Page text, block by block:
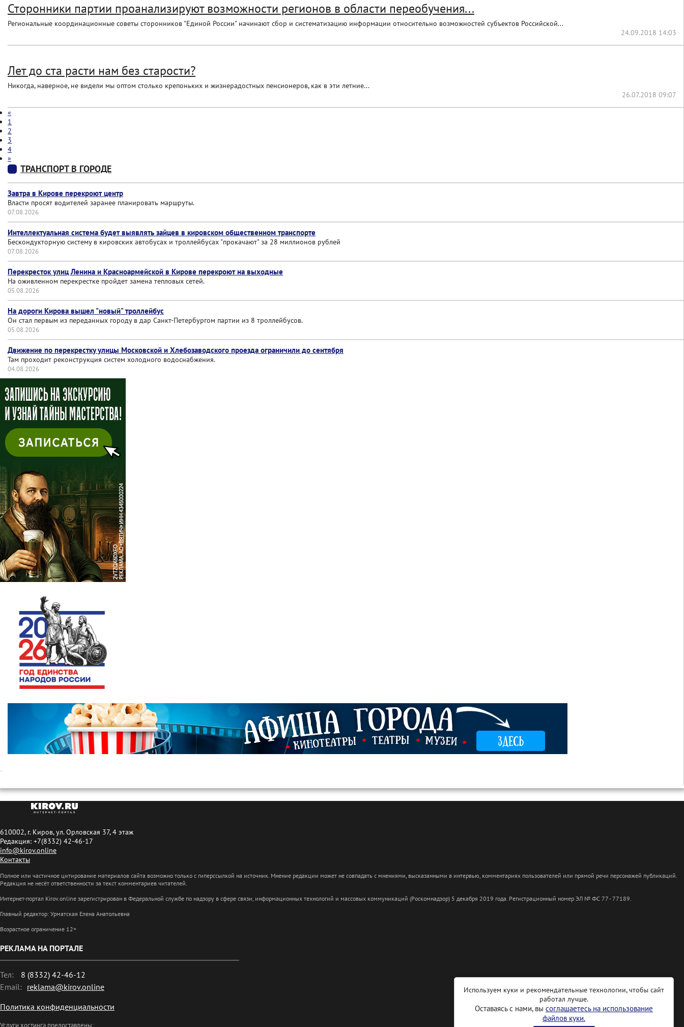
Сторонники партии проанализируют возможности регионов в области переобучения...
Региональные координационные советы сторонников "Единой России" начинают сбор и систематизацию информации относительно возможностей субъектов Российской...
24.09.2018 14:03
Лет до ста расти нам без старости?
Никогда, наверное, не видели мы оптом столько крепоньких и жизнерадостных пенсионеров, как в эти летние...
26.07.2018 09:07
«
1
2
3
4
»
ТРАНСПОРТ В ГОРОДЕ
Завтра в Кирове перекроют центр
Власти просят водителей заранее планировать маршруты.
07.08.2026
Интеллектуальная система будет выявлять зайцев в кировском общественном транспорте
Бескондукторную систему в кировских автобусах и троллейбусах "прокачают" за 28 миллионов рублей
07.08.2026
Перекресток улиц Ленина и Красноармейской в Кирове перекроют на выходные
На оживленном перекрестке пройдет замена тепловых сетей.
05.08.2026
На дороги Кирова вышел "новый" троллейбус
Он стал первым из переданных городу в дар Санкт-Петербургом партии из 8 троллейбусов.
05.08.2026
Движение по перекрестку улицы Московской и Хлебозаводского проезда ограничили до сентября
Там проходит реконструкция систем холодного водоснабжения.
04.08.2026
610002, г. Киров, ул. Орловская 37, 4 этаж
Редакция: +7(8332) 42-46-17
info@kirov.online
Контакты
Полное или частичное цитирование материалов сайта возможно только с гиперссылкой на источник. Мнение редакции может не совпадать с мнениями, высказанными в интервью, комментариях пользователей или прямой речи персонажей публикаций.
Редакция не несёт ответственности за текст комментариев читателей.
Интернет-портал Kirov.online зарегистрирован в Федеральной службе по надзору в сфере связи, информационных технологий и массовых коммуникаций (Роскомнадзор) 5 декабря 2019 года. Регистрационный номер ЭЛ № ФС 77 - 77189.
Главный редактор: Урматская Елена Анатольевна
Возрастное ограничение 12+
РЕКЛАМА НА ПОРТАЛЕ
Тел:
8 (8332) 42-46-12
Email: reklama@kirov.online
Политика конфиденциальности
Услуги хостинга предоставлены:
Используем куки и рекомендательные технологии, чтобы сайт
работал лучше.
Оставаясь с нами, вы соглашаетесь на использование
файлов куки.